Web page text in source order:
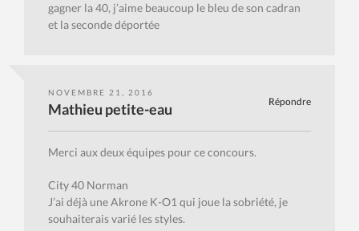
gagner la 40, j’aime beaucoup le bleu de son cadran
et la seconde déportée
NOVEMBRE 21, 2016
Répondre
Mathieu petite-eau
Merci aux deux équipes pour ce concours.
City 40 Norman
J’ai déjà une Akrone K-O1 qui joue la sobriété, je
souhaiterais varié les styles.